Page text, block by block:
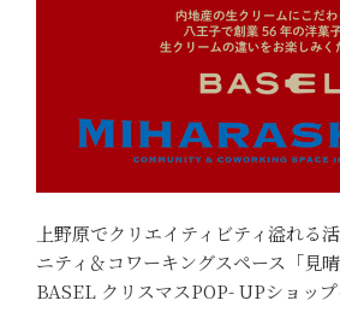
上野原でクリエイティビティ溢れる
ニティ＆コワーキングスペース「見晴
BASEL クリスマスPOP- UPショッ